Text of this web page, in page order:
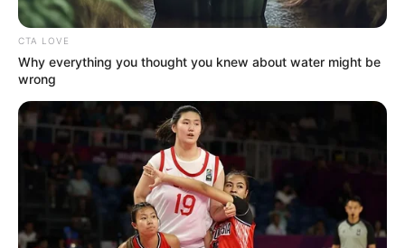
CTA LOVE
Why everything you thought you knew about water might be
wrong